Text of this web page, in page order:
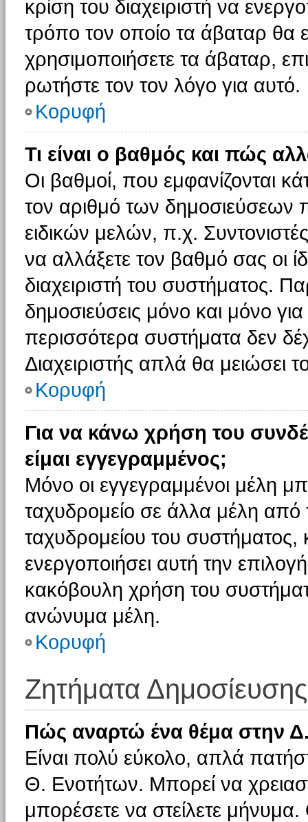
κρίση του διαχειριστή να
τρόπο τον οποίο τα άβαταρ θα
χρησιμοποιήσετε τα άβαταρ,
ρωτήστε τον τον λόγο για αυτό.
Κορυφή
Τι είναι ο βαθμός και πώς
Οι βαθμοί, που εμφανίζονται
τον αριθμό των δημοσιεύσεων
ειδικών μελών, π.χ.
να αλλάξετε τον βαθμό σας οι
διαχειριστή του συστήματος.
δημοσιεύσεις μόνο και μόνο
περισσότερα συστήματα δεν
Διαχειριστής απλά θα μειώσει
Κορυφή
Για να κάνω χρήση του
είμαι εγγεγραμμένος;
Μόνο οι εγγεγραμμένοι μέλη
ταχυδρομείο σε άλλα μέλη
ταχυδρομείου του συστήματος,
ενεργοποιήσει αυτή την
κακόβουλη χρήση του
ανώνυμα μέλη.
Κορυφή
Ζητήματα Δημοσίευσης
Πώς αναρτώ ένα θέμα στην
Είναι πολύ εύκολο, απλά
Θ. Ενοτήτων. Μπορεί να
μπορέσετε να στείλετε μήνυμα.